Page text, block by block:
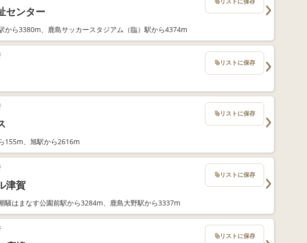
センター
から3380m、鹿島サッカースタジアム（臨）駅から4374m
リストに保存
155m、旭駅から2616m
リストに保存
津賀
騒はまなす公園前駅から3284m、鹿島大野駅から3337m
リストに保存
リストに保存